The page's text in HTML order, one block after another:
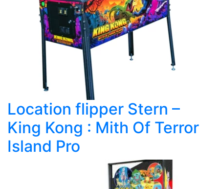
Location flipper Stern –
King Kong : Mith Of Terror
Island Pro